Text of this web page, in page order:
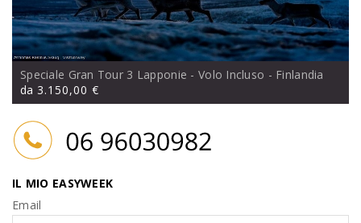
Speciale Gran Tour 3 Lapponie - Volo Incluso - Finlandia
da 3.150,00 €
IL MIO EASYWEEK
Email